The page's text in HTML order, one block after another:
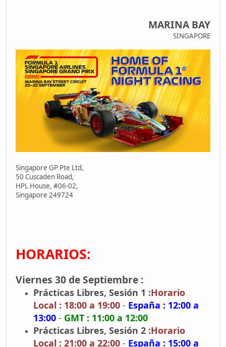
MARINA BAY
SINGAPORE
Singapore GP Pte Ltd,
50 Cuscaden Road,
HPL House, #06-02,
Singapore 249724
HORARIOS:
Viernes 30 de Septiembre :
Prácticas Libres, Sesión 1 :Horario
Local : 18:00 a 19:00 - España : 12:00 a
13:00 - GMT : 11:00 a 12:00
Prácticas Libres, Sesión 2 :Horario
Local : 21:00 a 22:00 - España : 15:00 a